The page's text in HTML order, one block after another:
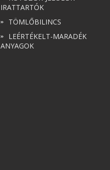
IRATTARTÓK
TÖMLŐBILINCS
LEÉRTÉKELT-MARADÉK
ANYAGOK